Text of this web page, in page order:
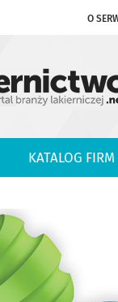
O
KATALOG